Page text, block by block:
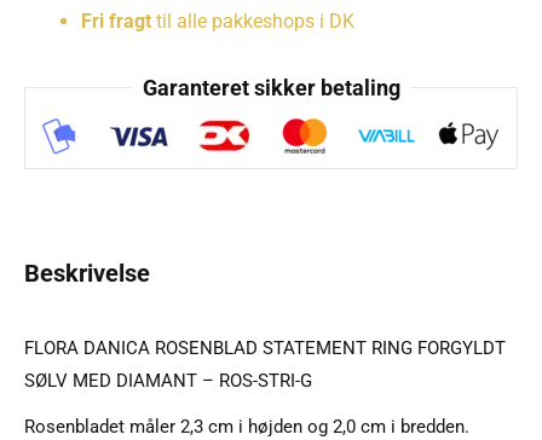
Fri fragt til alle pakkeshops i DK
Garanteret sikker betaling
Beskrivelse
FLORA DANICA ROSENBLAD STATEMENT RING FORGYLDT
SØLV MED DIAMANT – ROS-STRI-G
Rosenbladet måler 2,3 cm i højden og 2,0 cm i bredden.